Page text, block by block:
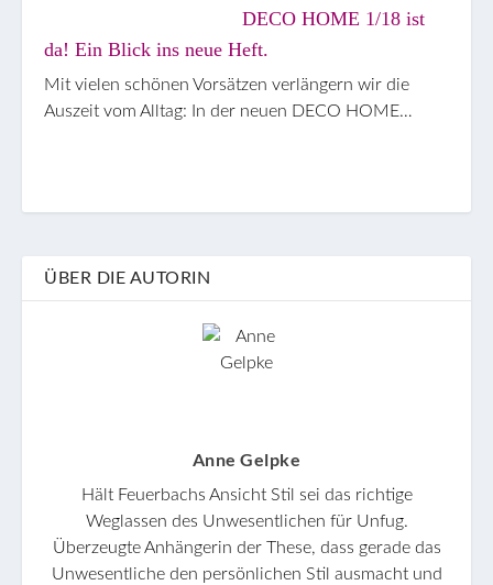
DECO HOME 1/18 ist
da! Ein Blick ins neue Heft.
Mit vielen schönen Vorsätzen verlängern wir die
Auszeit vom Alltag: In der neuen DECO HOME…
ÜBER DIE AUTORIN
Anne Gelpke
Hält Feuerbachs Ansicht Stil sei das richtige
Weglassen des Unwesentlichen für Unfug.
Überzeugte Anhängerin der These, dass gerade das
Unwesentliche den persönlichen Stil ausmacht und